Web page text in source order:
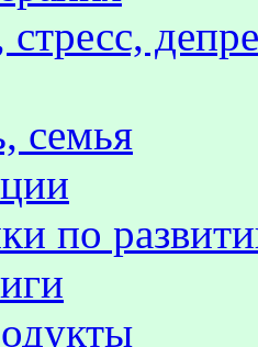
семья
по